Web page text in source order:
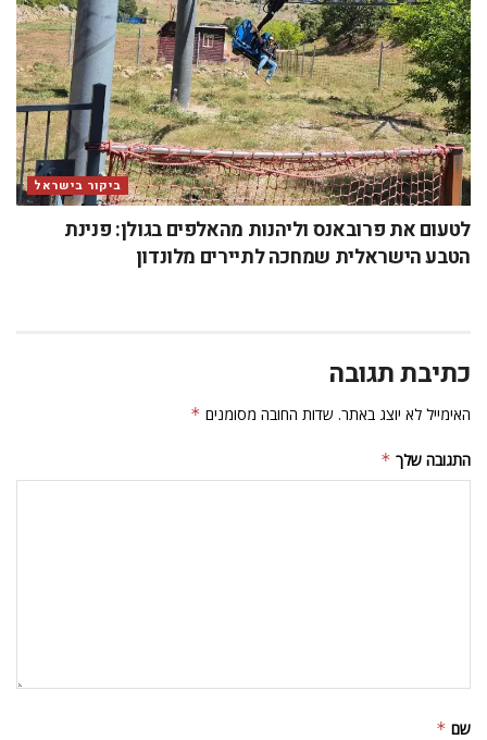
ביקור בישראל
לטעום את פרובאנס וליהנות מהאלפים בגולן: פנינת
הטבע הישראלית שמחכה לתיירים מלונדון
כתיבת תגובה
האימייל לא יוצג באתר. שדות החובה מסומנים *
התגובה שלך *
שם *